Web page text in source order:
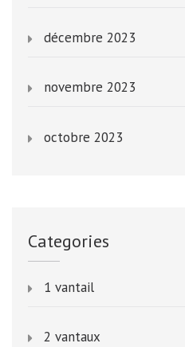
décembre 2023
novembre 2023
octobre 2023
Categories
1 vantail
2 vantaux